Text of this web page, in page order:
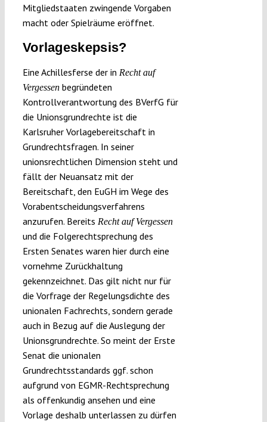
Mitgliedstaaten zwingende Vorgaben
macht oder Spielräume eröffnet.
Vorlageskepsis?
Eine Achillesferse der in Recht auf
Vergessenbegründeten
Kontrollverantwortung des BVerfG für
die Unionsgrundrechte ist die
Karlsruher Vorlagebereitschaft in
Grundrechtsfragen. In seiner
unionsrechtlichen Dimension steht und
fällt der Neuansatz mit der
Bereitschaft, den EuGH im Wege des
Vorabentscheidungsverfahrens
anzurufen. Bereits Recht auf Vergessen
und die Folgerechtsprechung des
Ersten Senates waren hier durch eine
vornehme Zurückhaltung
gekennzeichnet. Das gilt nicht nur für
die Vorfrage der Regelungsdichte des
unionalen Fachrechts, sondern gerade
auch in Bezug auf die Auslegung der
Unionsgrundrechte. So meint der Erste
Senat die unionalen
Grundrechtsstandards ggf. schon
aufgrund von EGMR-Rechtsprechung
als offenkundig ansehen und eine
Vorlage deshalb unterlassen zu dürfen